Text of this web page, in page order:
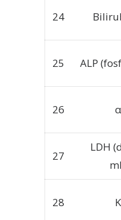
24
25 ALP
26
27
LDH
28